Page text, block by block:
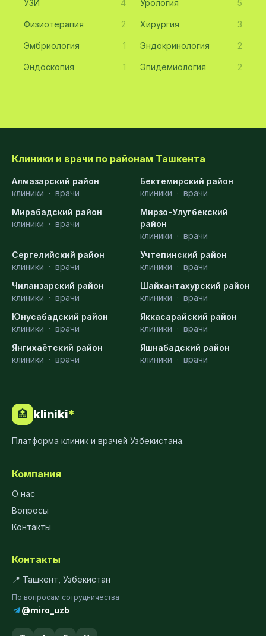
УЗИ 4 Урология 5
Физиотерапия 2 Хирургия 3
Эмбриология 1 Эндокринология 2
Эндоскопия 1 Эпидемиология 2
Клиники и врачи по районам Ташкента
Алмазарский район
клиники · врачи
Бектемирский район
клиники · врачи
Мирабадский район
клиники · врачи
Мирзо-Улугбекский
район
клиники · врачи
Сергелийский район
клиники · врачи
Учтепинский район
клиники · врачи
Чиланзарский район
клиники · врачи
Шайхантахурский район
клиники · врачи
Юнусабадский район
клиники · врачи
Яккасарайский район
клиники · врачи
Янгихаётский район
клиники · врачи
Яшнабадский район
клиники · врачи
🏥 kliniki*
Платформа клиник и врачей Узбекистана.
Компания
О нас
Вопросы
Контакты
Контакты
📍 Ташкент, Узбекистан
По вопросам сотрудничества
@miro_uzb